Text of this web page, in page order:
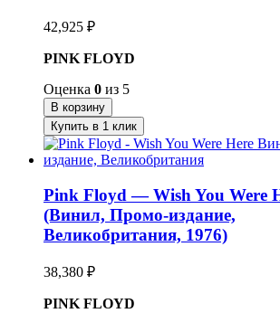
42,925 ₽
PINK FLOYD
Оценка 0 из 5
В корзину
Купить в 1 клик
Pink Floyd — Wish You Were
(Винил, Промо-издание,
Великобритания, 1976)
38,380 ₽
PINK FLOYD